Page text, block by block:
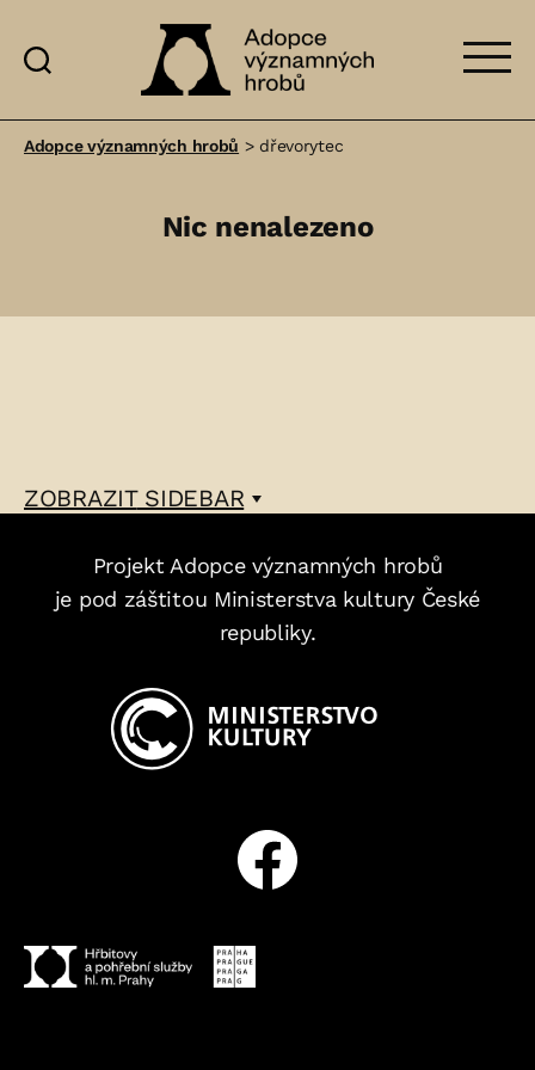
významných
Adopce významných hrobů >dřevorytec
Nic nenalezeno
ZOBRAZITSIDEBAR
Projekt Adopce významných hrobů
je pod záštitou Ministerstva kultury České
republiky.
Facebook